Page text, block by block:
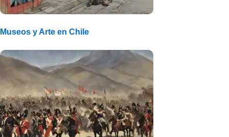
Museos y Arte en Chile